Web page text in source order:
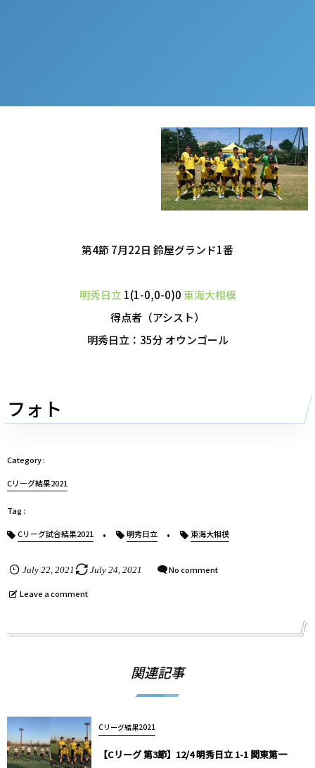
第4節 7月22日 鈴屋グランド1番
明秀日立 1(1-0,0-0)0東海大相模
得点者（アシスト）
明秀日立：35分 オウンゴール
フォト
Cリーグ結果2021
Cリーグ試合結果2021 明秀日立 東海大相模
July 22, 2021 July 24, 2021 No comment
Leave a comment
関連記事
Cリーグ結果2021
【Cリーグ 第3節】12/4 明秀日立 1-1 関東第一